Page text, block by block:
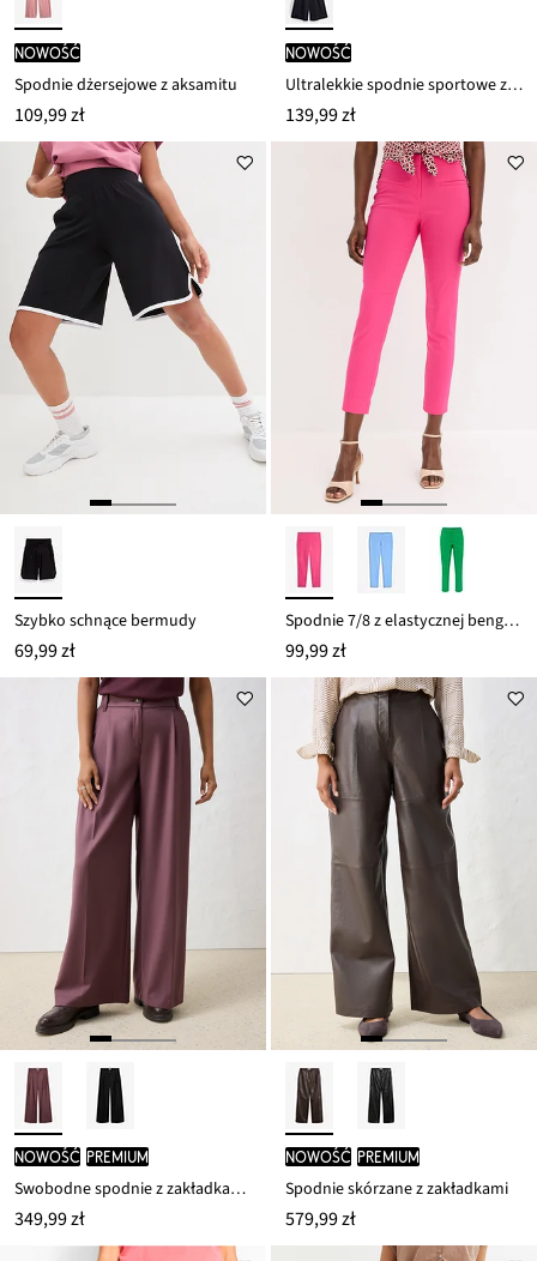
nowość
Spodnie dżersejowe z aksamitu
109,99 zł
nowość
Ultralekkie spodnie sportowe z ozdobnymi zakładkami, szybkoschnące
139,99 zł
Szybko schnące bermudy
69,99 zł
Spodnie 7/8 z elastycznej bengaliny
99,99 zł
nowość PREMIUM
Swobodne spodnie z zakładkami, wykonane z miękkiego materiału z dodatkiem wełny
349,99 zł
nowość PREMIUM
Spodnie skórzane z zakładkami
579,99 zł